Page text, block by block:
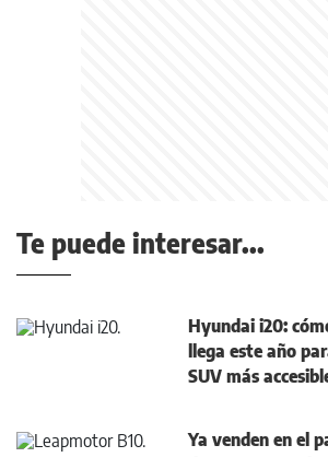
Te puede interesar...
Hyundai i20:
llega este año
SUV más
Ya venden en el